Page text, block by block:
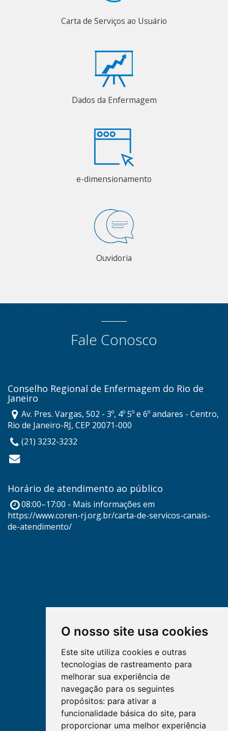
O nosso site usa cookies
Este site utiliza cookies e outras
tecnologias de rastreamento para
melhorar sua experiência de
navegação para os seguintes
propósitos: para ativar a
funcionalidade básica do site, para
proporcionar uma melhor experiência
Carta de Serviços ao Usuário
Dados da Enfermagem
e-dimensionamento
Ouvidoria
Fale Conosco
Conselho Regional de Enfermagem do Rio de
Janeiro
Av. Pres. Vargas, 502 - 3º, 4º 5º e 6º andares - Centro,
Rio de Janeiro-RJ, CEP 20071-000
(21) 3232-3232
Horário de atendimento ao público
08:00–17:00 - Mais informações em
https://www.coren-rj.org.br/carta-de-servicos-canais-
de-atendimento/